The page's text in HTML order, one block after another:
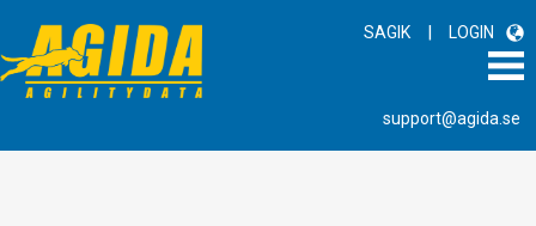
SAGIK | LOGIN
support@agida.se